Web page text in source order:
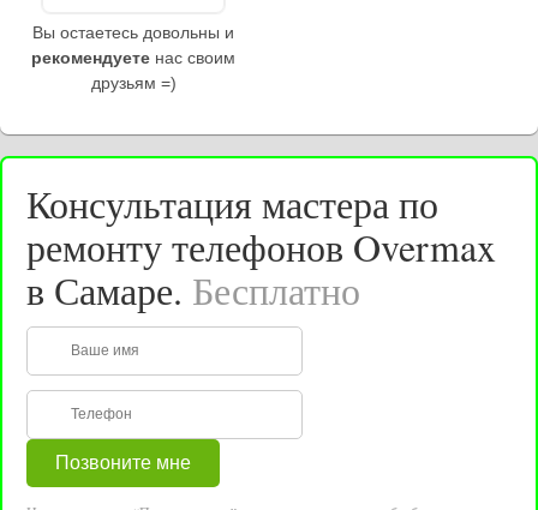
Вы остаетесь довольны и
рекомендуете нас своим
друзьям =)
Консультация мастера по
ремонту телефонов Overmax
в Самаре. Бесплатно